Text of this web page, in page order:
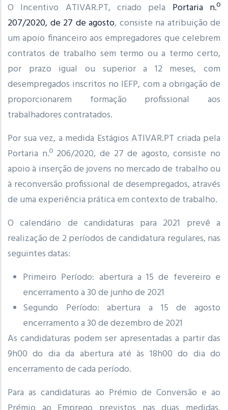
O Incentivo ATIVAR.PT, criado pela Portaria n.º
207/2020, de 27 de agosto, consiste na atribuição de
um apoio financeiro aos empregadores que celebrem
contratos de trabalho sem termo ou a termo certo,
por prazo igual ou superior a 12 meses, com
desempregados inscritos no IEFP, com a obrigação de
proporcionarem formação profissional aos
trabalhadores contratados.
Por sua vez, a medida Estágios ATIVAR.PT criada pela
Portaria n.º 206/2020, de 27 de agosto, consiste no
apoio à inserção de jovens no mercado de trabalho ou
à reconversão profissional de desempregados, através
de uma experiência prática em contexto de trabalho.
O calendário de candidaturas para 2021 prevê a
realização de 2 períodos de candidatura regulares, nas
seguintes datas:
Primeiro Período: abertura a 15 de fevereiro e
encerramento a 30 de junho de 2021
Segundo Período: abertura a 15 de agosto
encerramento a 30 de dezembro de 2021
As candidaturas podem ser apresentadas a partir das
9h00 do dia da abertura até às 18h00 do dia do
encerramento de cada período.
Para as candidaturas ao Prémio de Conversão e ao